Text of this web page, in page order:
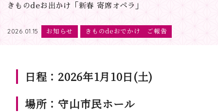
きものdeお出かけ「新春 寄席オペラ」
2026.01.15 お知らせ きものdeおでかけ ご報告
日程：2026年1月10日(土)
場所：守山市民ホール